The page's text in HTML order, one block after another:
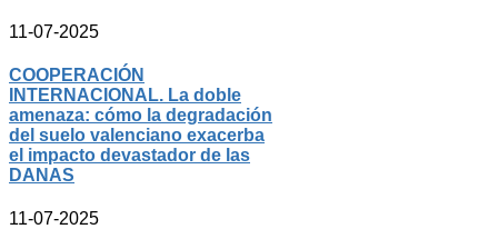
11-07-2025
COOPERACIÓN
INTERNACIONAL. La doble
amenaza: cómo la degradación
del suelo valenciano exacerba
el impacto devastador de las
DANAS
11-07-2025